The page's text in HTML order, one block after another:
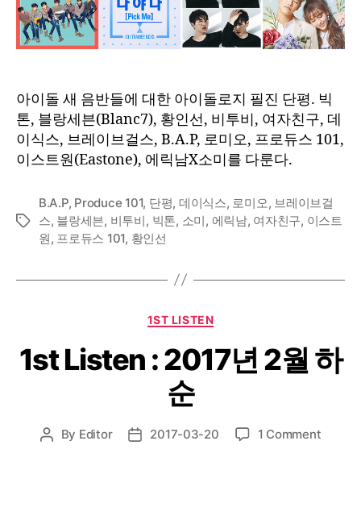
아이돌 새 음반들에 대한 아이돌로지 필진 단평. 빅
톤, 블랑세븐(Blanc7), 황인선, 비투비, 여자친구, 데
이식스, 브레이브걸스, B.A.P, 로미오, 프로듀스 101,
이스트원(Eastone), 에릭남X소미를 다룬다.
Tags
B.A.P, Produce 101, 단평, 데이식스, 로미오, 브레이브걸
스, 블랑세븐, 비투비, 빅톤, 소미, 에릭남, 여자친구, 이스트
원, 프로듀스 101, 황인선
Categories
1ST LISTEN
1st Listen : 2017년 2월 하
순
Post
By Editor
Post2017-03-20 1 Commenton